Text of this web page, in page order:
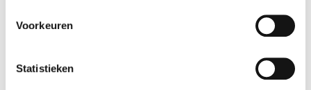
Voorkeuren
Statistieken
Publicatiedatum: 24/06/2011